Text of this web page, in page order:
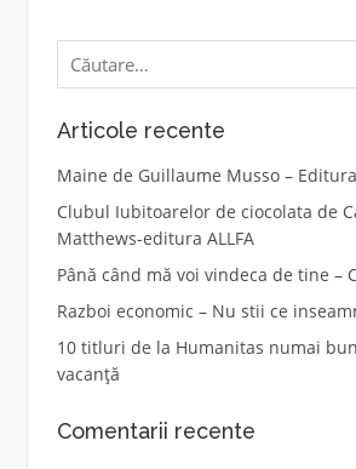
Caută
după:
Articole recente
Maine de Guillaume Musso – Editura
Clubul Iubitoarelor de ciocolata de
Matthews-editura ALLFA
Până când mă voi vindeca de tine –
Razboi economic – Nu stii ce
10 titluri de la Humanitas numai
vacanță
Comentarii recente